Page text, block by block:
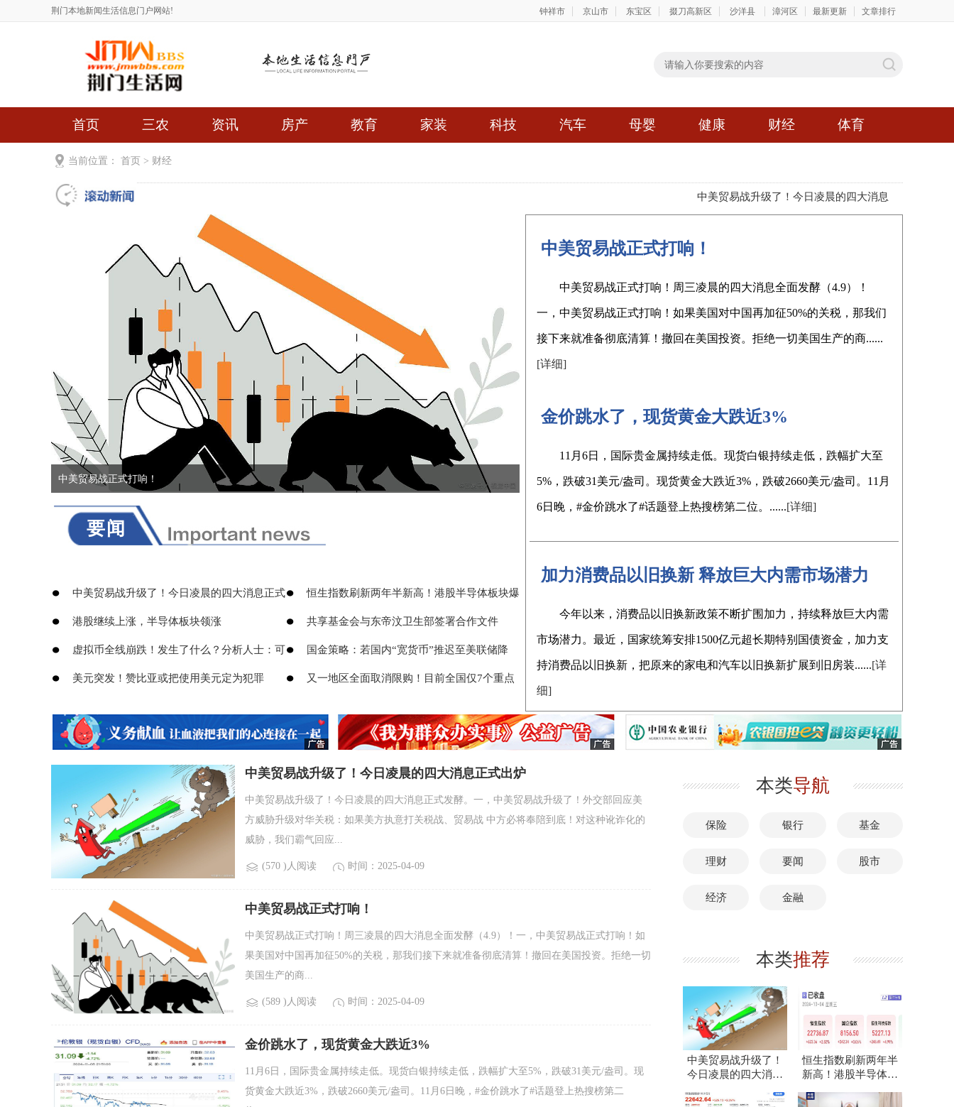
荆门本地新闻生活信息门户网站! 钟祥市 京山市 东宝区 掇刀高新区 沙洋县 漳河区 最新更新 文章排行
首页 三农 资讯 房产 教育 家装 科技 汽车 母婴 健康 财经 体育
当前位置： 首页 > 财经
中美贸易战升级了！今日凌晨的四大消息正式
​中美贸易战正式打响！
要闻
​中美贸易战升级了！今日凌晨的四大消息正式 ​恒生指数刷新两年半新高！港股半导体板块爆
​港股继续上涨，半导体板块领涨 ​共享基金会与东帝汶卫生部签署合作文件
​虚拟币全线崩跌！发生了什么？分析人士：可 ​国金策略：若国内“宽货币”推迟至美联储降
​美元突发！赞比亚或把使用美元定为犯罪 ​又一地区全面取消限购！目前全国仅7个重点
​ 中美贸易战正式打响！
​中美贸易战正式打响！周三凌晨的四大消息全面发酵（4.9）！
一，中美贸易战正式打响！如果美国对中国再加征50%的关税，那我们
接下来就准备彻底清算！撤回在美国投资。拒绝一切美国生产的商......
[详细]
​ 金价跳水了，现货黄金大跌近3%
​11月6日，国际贵金属持续走低。现货白银持续走低，跌幅扩大至
5%，跌破31美元/盎司。现货黄金大跌近3%，跌破2660美元/盎司。11月
6日晚，#金价跳水了#话题登上热搜榜第二位。......[详细]
​ 加力消费品以旧换新 释放巨大内需市场潜力
​今年以来，消费品以旧换新政策不断扩围加力，持续释放巨大内需
市场潜力。最近，国家统筹安排1500亿元超长期特别国债资金，加力支
持消费品以旧换新，把原来的家电和汽车以旧换新扩展到旧房装......[详
细]
中美贸易战升级了！今日凌晨的四大消息正式出炉
中美贸易战升级了！今日凌晨的四大消息正式发酵。一，中美贸易战升级了！外交部回应美
方威胁升级对华关税：如果美方执意打关税战、贸易战 中方必将奉陪到底！对这种讹诈化的
威胁，我们霸气回应...
(570 )人阅读 时间：2025-04-09
中美贸易战正式打响！
中美贸易战正式打响！周三凌晨的四大消息全面发酵（4.9）！一，中美贸易战正式打响！如
果美国对中国再加征50%的关税，那我们接下来就准备彻底清算！撤回在美国投资。拒绝一切
美国生产的商...
(589 )人阅读 时间：2025-04-09
金价跳水了，现货黄金大跌近3%
11月6日，国际贵金属持续走低。现货白银持续走低，跌幅扩大至5%，跌破31美元/盎司。现
货黄金大跌近3%，跌破2660美元/盎司。11月6日晚，#金价跳水了#话题登上热搜榜第二
本类导航
保险 银行 基金
理财 要闻 股市
经济 金融
本类推荐
中美贸易战升级了！
今日凌晨的四大消息
恒生指数刷新两年半
新高！港股半导体板
285